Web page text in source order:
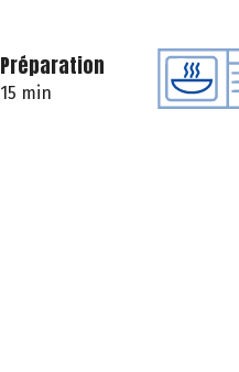
Préparation
15 min